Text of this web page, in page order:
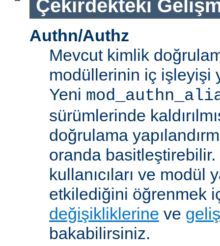
Çekirdekteki
Authn/Authz
Mevcut kimlik
modüllerinin iç işleyişi
Yeni
sürümlerinde
doğrulama
oranda
kullanıcıları ve modül
etkilediğini öğrenmek
değişikliklerine ve
bakabilirsiniz.